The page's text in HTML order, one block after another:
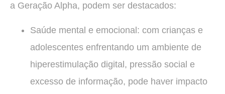
a Geração Alpha, podem ser destacados:
Saúde mental e emocional: com crianças e
adolescentes enfrentando um ambiente de
hiperestimulação digital, pressão social e
excesso de informação, pode haver impacto